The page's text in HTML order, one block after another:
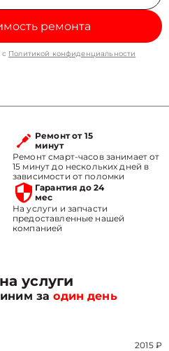
ремонта
Политикой конфиденциальности
Ремонт от 15
минут
Ремонт смарт-часов занимает от
15 минут до нескольких дней в
зависимости от поломки
Гарантия до 24
мес
На услуги и запчасти
предоставленные нашей
компанией
услуги
заодин день
2015 ₽